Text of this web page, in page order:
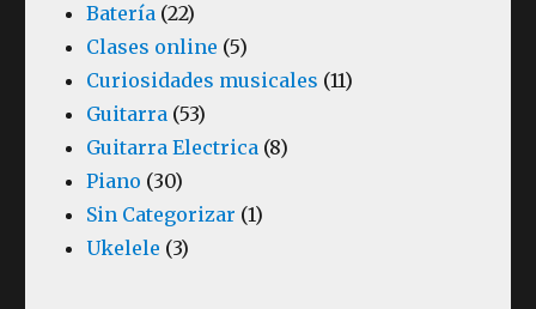
Batería (22)
Clases online (5)
Curiosidades musicales (11)
Guitarra (53)
Guitarra Electrica (8)
Piano (30)
Sin Categorizar (1)
Ukelele (3)